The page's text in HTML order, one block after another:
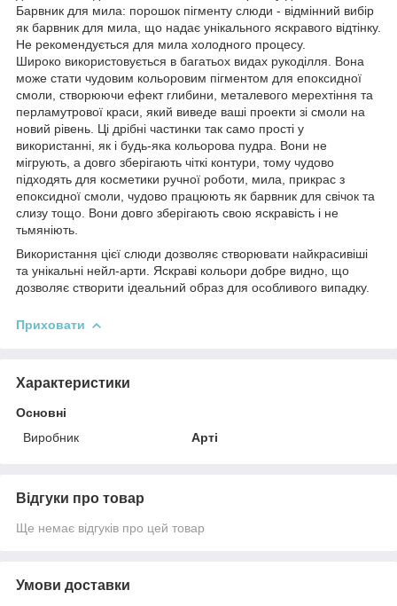
Барвник для мила: порошок пігменту слюди - відмінний вибір
як барвник для мила, що надає унікального яскравого відтінку.
Не рекомендується для мила холодного процесу.
Широко використовується в багатьох видах рукоділля. Вона
може стати чудовим кольоровим пігментом для епоксидної
смоли, створюючи ефект глибини, металевого мерехтіння та
перламутрової краси, який виведе ваші проекти зі смоли на
новий рівень. Ці дрібні частинки так само прості у
використанні, як і будь-яка кольорова пудра. Вони не
мігрують, а довго зберігають чіткі контури, тому чудово
підходять для косметики ручної роботи, мила, прикрас з
епоксидної смоли, чудово працюють як барвник для свічок та
слизу тощо. Вони довго зберігають свою яскравість і не
тьмяніють.
Використання цієї слюди дозволяє створювати найкрасивіші
та унікальні нейл-арти. Яскраві кольори добре видно, що
дозволяє створити ідеальний образ для особливого випадку.
Приховати
Характеристики
Основні
Виробник
Арті
Відгуки про товар
Ще немає відгуків про цей товар
Умови доставки